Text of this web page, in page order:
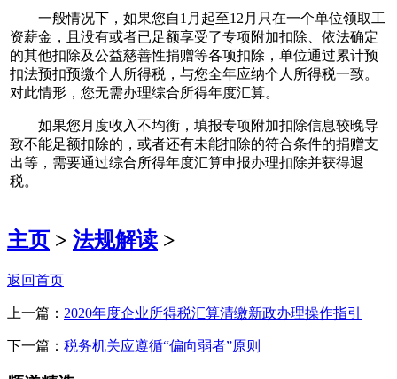
一般情况下，如果您自1月起至12月只在一个单位领取工
资薪金，且没有或者已足额享受了专项附加扣除、依法确定
的其他扣除及公益慈善性捐赠等各项扣除，单位通过累计预
扣法预扣预缴个人所得税，与您全年应纳个人所得税一致。
对此情形，您无需办理综合所得年度汇算。
如果您月度收入不均衡，填报专项附加扣除信息较晚导
致不能足额扣除的，或者还有未能扣除的符合条件的捐赠支
出等，需要通过综合所得年度汇算申报办理扣除并获得退
税。
主页 > 法规解读 >
返回首页
上一篇： 2020年度企业所得税汇算清缴新政办理操作指引
下一篇： 税务机关应遵循“偏向弱者”原则